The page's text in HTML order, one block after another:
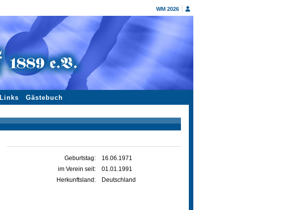
WM 2026
Links Gästebuch
Geburtstag:
16.06.1971
im Verein seit:
01.01.1991
Herkunftsland:
Deutschland